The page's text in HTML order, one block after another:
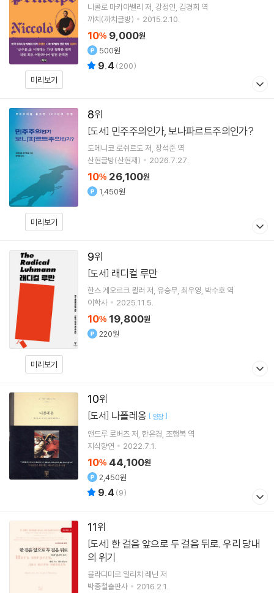
미리보기
니콜로 마키아벨리 저 강정인 김경희 역
까치(까치글방)
2015.2.10.
10% 9,000원
500원
9.4 (200)
8
미리보기
[도서] 민주주의인가, 보나파르트주의인가?
도메니코 로쉬르도 저 장석준 역
산현글방(산현재)
2026.7.27.
10% 26,100원
1,450원
9
미리보기
[도서] 래디컬 루만
한스 게오르크 묄러 저 유승무 최우영 박수호 역
이학사
2025.11.5.
10% 19,800원
220원
10
[도서] 나폴레옹 [ 양장]
앤드루 로버츠 저 한은경 조행복 역
지식향연
2022.7.1.
10% 44,100원
2,450원
9.4 (9)
11
[도서]
의 위기
블라디미르 일리치 레닌 저
박종철출판사
2016.2.1.